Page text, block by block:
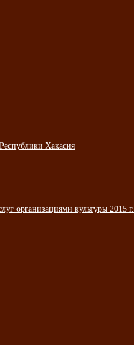
Хакасия
организациями культуры 2015 г.